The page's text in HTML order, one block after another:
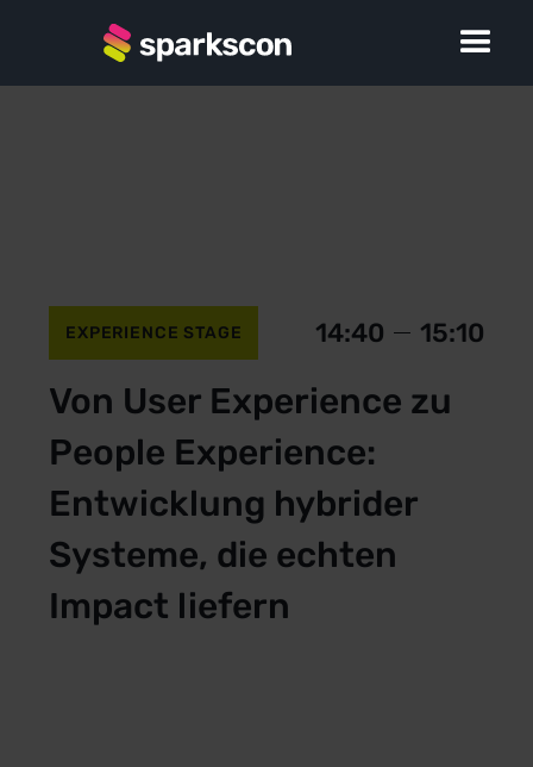
EXPERIENCE STAGE 14:40 15:10
Von User Experience zu
People Experience:
Entwicklung hybrider
Systeme, die echten
Impact liefern